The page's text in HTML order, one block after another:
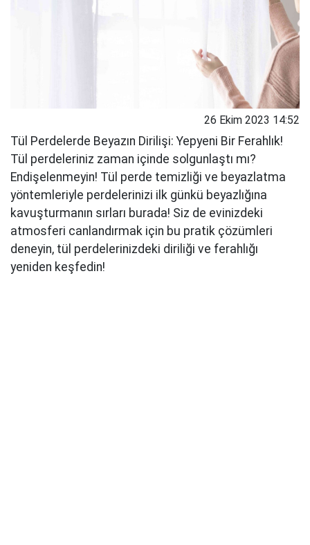
26 Ekim 2023 14:52
Tül Perdelerde Beyazın Dirilişi: Yepyeni Bir Ferahlık!
Tül perdeleriniz zaman içinde solgunlaştı mı?
Endişelenmeyin! Tül perde temizliği ve beyazlatma
yöntemleriyle perdelerinizi ilk günkü beyazlığına
kavuşturmanın sırları burada! Siz de evinizdeki
atmosferi canlandırmak için bu pratik çözümleri
deneyin, tül perdelerinizdeki diriliği ve ferahlığı
yeniden keşfedin!